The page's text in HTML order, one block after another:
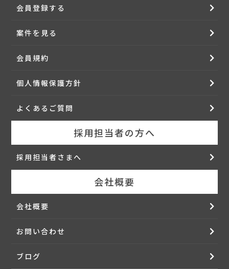
会員登録する
案件を見る
会員規約
個人情報保護方針
よくあるご質問
採用担当者の方へ
採用担当者さまへ
会社概要
会社概要
お問い合わせ
ブログ